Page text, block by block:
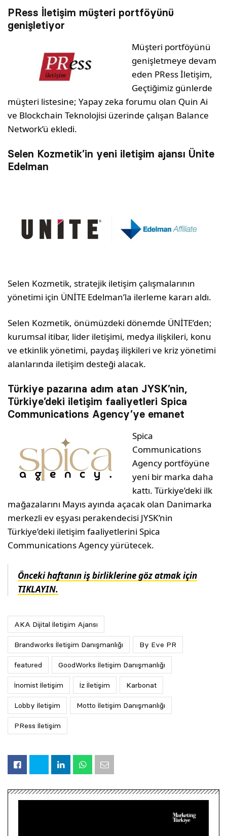
PRess İletişim müşteri portföyünü
genişletiyor
Müşteri portföyünü
genişletmeye devam
eden PRess İletişim,
Geçtiğimiz günlerde
müşteri listesine; Yapay zeka forumu olan Quin Ai
ve Blockchain Teknolojisi üzerinde çalışan Balance
Network’ü ekledi.
Selen Kozmetik’in yeni iletişim ajansı Ünite
Edelman
Selen Kozmetik, stratejik iletişim çalışmalarının
yönetimi için ÜNİTE Edelman’la ilerleme kararı aldı.
Selen Kozmetik, önümüzdeki dönemde ÜNİTE’den;
kurumsal itibar, lider iletişimi, medya ilişkileri, konu
ve etkinlik yönetimi, paydaş ilişkileri ve kriz yönetimi
alanlarında iletişim desteği alacak.
Türkiye pazarına adım atan JYSK’nin,
Türkiye’deki iletişim faaliyetleri Spica
Communications Agency’ye emanet
Spica
Communications
Agency portföyüne
yeni bir marka daha
kattı. Türkiye’deki ilk
mağazalarını Mayıs ayında açacak olan Danimarka
merkezli ev eşyası perakendecisi JYSK’nin
Türkiye’deki iletişim faaliyetlerini Spica
Communications Agency yürütecek.
Önceki haftanın iş birliklerine göz atmak için
TIKLAYIN.
AKA Dijital İletişim Ajansı
Brandworks İletişim Danışmanlığı By Eve PR
featured GoodWorks İletişim Danışmanlığı
İnomist İletişim İz İletişim Karbonat
Lobby İletişim Motto İletişim Danışmanlığı
PRess İletişim